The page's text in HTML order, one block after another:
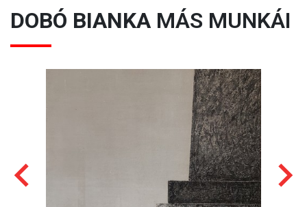
DOBÓ BIANKA MÁS MUNKÁI